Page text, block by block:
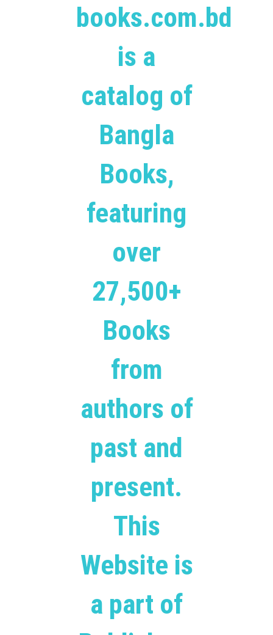
books.com.bd
is a
catalog of
Bangla
Books,
featuring
over
27,500+
Books
from
authors of
past and
present.
This
Website is
a part of